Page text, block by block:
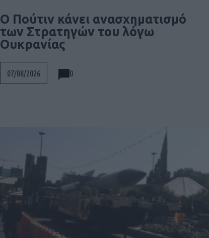
Ο Πούτιν κάνει ανασχηματισμό
των Στρατηγών του λόγω
Ουκρανίας
07/08/2026 0